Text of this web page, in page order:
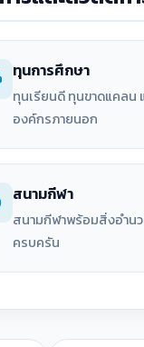
ทุนการศึกษา
ทุนเรียนดี ทุนขาดแคลน
องค์กรภายนอก
สนามกีฬา
สนามกีฬาพร้อมสิ่งอำน
ครบครัน